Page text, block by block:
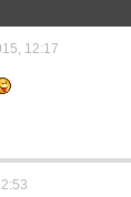
12:17